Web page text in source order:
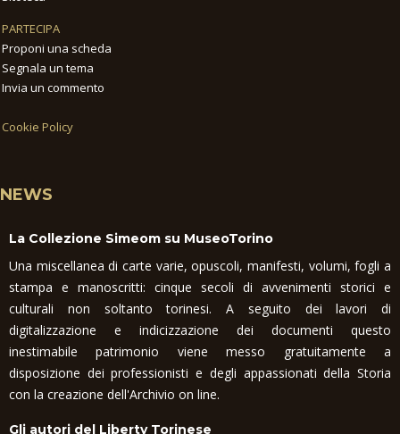
PARTECIPA
Proponi una scheda
Segnala un tema
Invia un commento
Cookie Policy
NEWS
La Collezione Simeom su MuseoTorino
Una miscellanea di carte varie, opuscoli, manifesti, volumi, fogli a
stampa e manoscritti: cinque secoli di avvenimenti storici e
culturali non soltanto torinesi. A seguito dei lavori di
digitalizzazione e indicizzazione dei documenti questo
inestimabile patrimonio viene messo gratuitamente a
disposizione dei professionisti e degli appassionati della Storia
con la creazione dell'Archivio on line.
Gli autori del Liberty Torinese